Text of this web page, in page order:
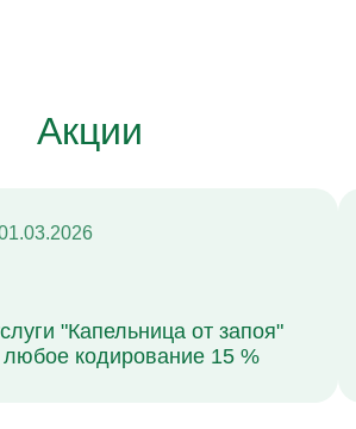
Акции
"Капельница от запоя"
кодирование 15 %